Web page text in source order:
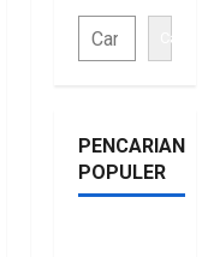
Cari
PENCARIAN
POPULER